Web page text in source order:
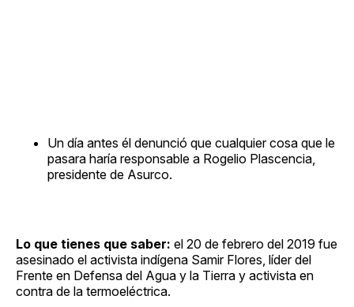
Un día antes él denunció que cualquier cosa que le
pasara haría responsable a Rogelio Plascencia,
presidente de Asurco.
Lo que tienes que saber: el 20 de febrero del 2019 fue
asesinado el activista indígena Samir Flores, líder del
Frente en Defensa del Agua y la Tierra y activista en
contra de la termoeléctrica.